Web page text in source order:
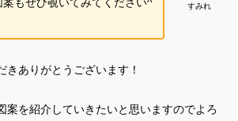
すみれ
案もぜひ覗いてみてください^
きありがとうございます！
案を紹介していきたいと思いますのでよろ